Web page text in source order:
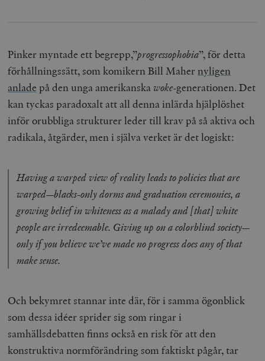
Pinker myntade ett begrepp,”progressophobia”, för detta
förhållningssätt, som komikern Bill Mahernyligen
anlade på den unga amerikanskawoke-generationen. Det
kan tyckas paradoxalt att all denna inlärda hjälplöshet
inför orubbliga strukturer leder till krav på så aktiva och
radikala, åtgärder, men i själva verket är det logiskt:
Having a warped view of reality leads to policies that are
warped—blacks-only dorms and graduation ceremonies, a
growing belief in whiteness as a malady and [that] white
people are irredeemable. Giving up on a colorblind society—
only if you believe we’ve made no progress does any of that
make sense.
Och bekymret stannar inte där, för i samma ögonblick
som dessa idéer sprider sig som ringar i
samhällsdebatten finns också en risk för att den
konstruktiva normförändring som faktiskt pågår, tar